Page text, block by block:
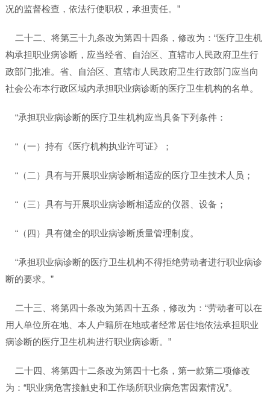
况的监督检查，依法行使职权，承担责任。”
二十二、将第三十九条改为第四十四条，修改为：“医疗卫生机
构承担职业病诊断，应当经省、自治区、直辖市人民政府卫生行
政部门批准。省、自治区、直辖市人民政府卫生行政部门应当向
社会公布本行政区域内承担职业病诊断的医疗卫生机构的名单。
“承担职业病诊断的医疗卫生机构应当具备下列条件：
“（一）持有《医疗机构执业许可证》；
“（二）具有与开展职业病诊断相适应的医疗卫生技术人员；
“（三）具有与开展职业病诊断相适应的仪器、设备；
“（四）具有健全的职业病诊断质量管理制度。
“承担职业病诊断的医疗卫生机构不得拒绝劳动者进行职业病诊
断的要求。”
二十三、将第四十条改为第四十五条，修改为：“劳动者可以在
用人单位所在地、本人户籍所在地或者经常居住地依法承担职业
病诊断的医疗卫生机构进行职业病诊断。”
二十四、将第四十二条改为第四十七条，第一款第二项修改
为：“职业病危害接触史和工作场所职业病危害因素情况”。